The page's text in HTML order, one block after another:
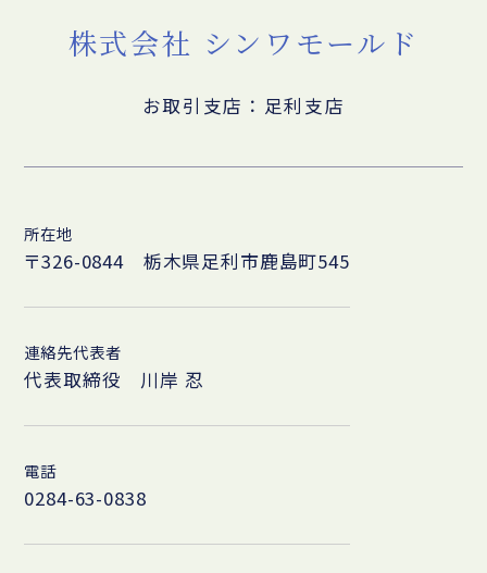
株式会社 シンワモールド
お取引支店：足利支店
所在地
〒326-0844 栃木県足利市鹿島町545
連絡先代表者
代表取締役 川岸 忍
電話
0284-63-0838